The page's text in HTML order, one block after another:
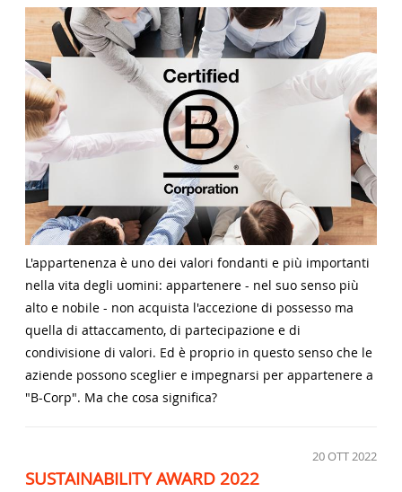
L'appartenenza è uno dei valori fondanti e più importanti
nella vita degli uomini: appartenere - nel suo senso più
alto e nobile - non acquista l'accezione di possesso ma
quella di attaccamento, di partecipazione e di
condivisione di valori. Ed è proprio in questo senso che le
aziende possono sceglier e impegnarsi per appartenere a
"B-Corp". Ma che cosa significa?
20OTT 2022
SUSTAINABILITY AWARD 2022